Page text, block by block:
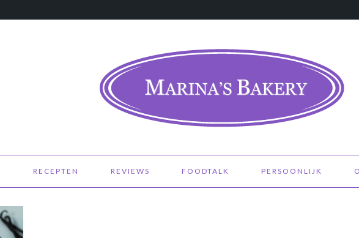
RECEPTEN REVIEWS FOODTALK PERSOONLIJK